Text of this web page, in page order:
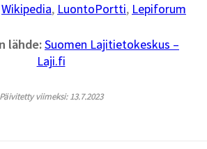
Wikipedia, LuontoPortti, Lepiforum
lähde:Suomen Lajitietokeskus –
Laji.fi
Päivitetty viimeksi: 13.7.2023